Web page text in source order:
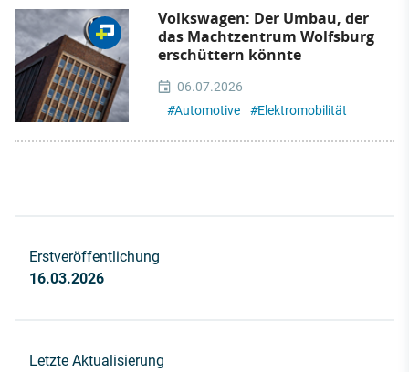
Volkswagen: Der Umbau, der
das Machtzentrum Wolfsburg
erschüttern könnte
06.07.2026
#Automotive #Elektromobilität
Erstveröffentlichung
16.03.2026
Letzte Aktualisierung